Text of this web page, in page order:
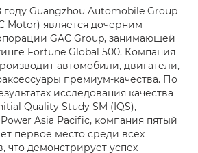
Guangzhou Automobile Group
Motor) является дочерним
GAC Group, занимающей
Fortune Global 500. Компания
автомобили, двигатели,
премиум-качества. По
исследования качества
Quality Study SM (IQS),
Asia Pacific, компания пятый
первое место среди всех
что демонстрирует успех